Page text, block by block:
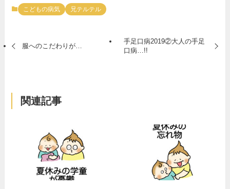
こどもの病気 兄テルテル
服へのこだわりが…
手足口病2019②大人の手足
口病…!!
関連記事